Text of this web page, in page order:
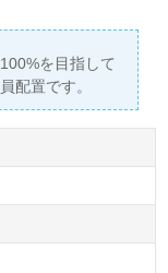
を目指して
配置です。